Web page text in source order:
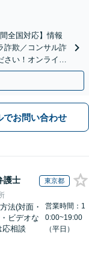
全国対応】情報
詐欺／コンサル詐
さい！オンライン
でお問い合わせ
護士 東京都
法(対面・
ビデオな
応相談
営業時間：1
0:00~19:00
（平日）